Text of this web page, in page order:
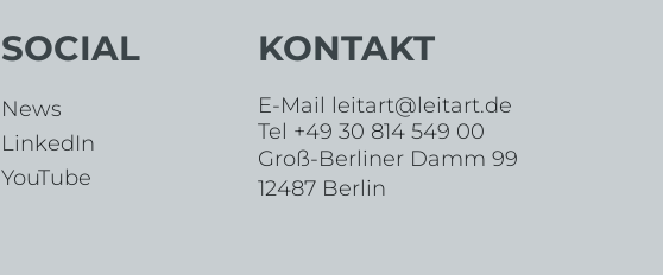
SOCIAL
News
LinkedIn
YouTube
KONTAKT
E-Mail leitart@leitart.de
Tel +49 30 814 549 00
Groß-Berliner Damm 99
12487 Berlin